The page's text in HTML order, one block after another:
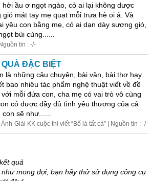
ầu ơ ngọt ngào, có ai lại không dược
mát tay mẹ quạt mỗi trưa hè oi ả. Và
yêu con bằng mẹ, có ai dạn dày sương gió,
bùi cùng......
tin : -/-
QUÀ ĐẶC BIỆT
là những câu chuyện, bài văn, bài thơ hay.
bao nhiêu tác phẩm nghệ thuật viết về đề
mỗi đứa con, cha mẹ có vai trò vô cùng
có được đầy đủ tình yêu thương của cả
sẽ như......
Giải KK cuộc thi viết “Bố là tất cả” | Nguồn tin : -/-
quả
mong đợi, bạn hãy thử sử dụng công cụ